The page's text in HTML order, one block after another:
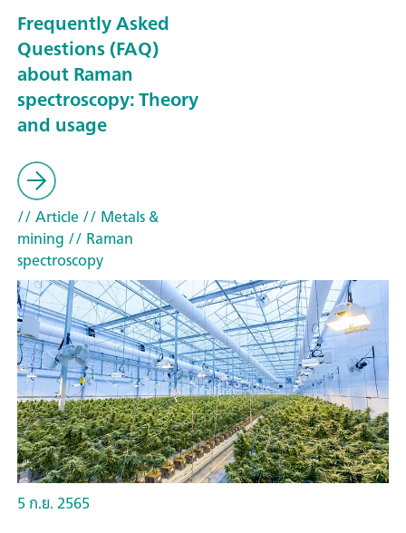
Frequently Asked
Questions (FAQ)
about Raman
spectroscopy: Theory
and usage
// Article// Metals &
mining // Raman
spectroscopy
5 ก.ย. 2565